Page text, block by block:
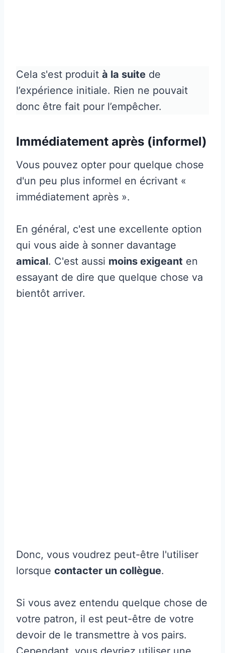
Cela s'est produit à la suite de
l’expérience initiale. Rien ne pouvait
donc être fait pour l’empêcher.
Immédiatement après (informel)
Vous pouvez opter pour quelque chose
d'un peu plus informel en écrivant «
immédiatement après ».
En général, c'est une excellente option
qui vous aide à sonner davantage
amical. C'est aussi moins exigeant en
essayant de dire que quelque chose va
bientôt arriver.
Donc, vous voudrez peut-être l'utiliser
lorsque contacter un collègue.
Si vous avez entendu quelque chose de
votre patron, il est peut-être de votre
devoir de le transmettre à vos pairs.